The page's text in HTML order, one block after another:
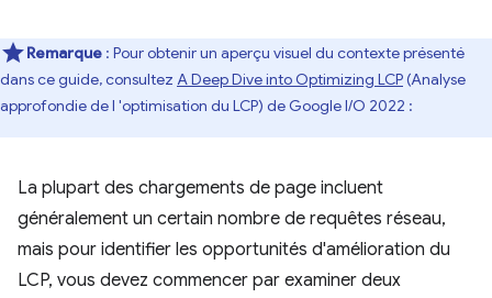
Remarque : Pour obtenir un aperçu visuel du contexte présenté
dans ce guide, consultez A Deep Dive into Optimizing LCP(Analyse
approfondie de l 'optimisation du LCP) de Google I/O 2022 :
La plupart des chargements de page incluent
généralement un certain nombre de requêtes réseau,
mais pour identifier les opportunités d'amélioration du
LCP, vous devez commencer par examiner deux